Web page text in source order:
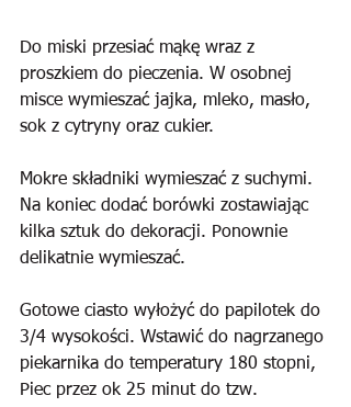
Do miski przesiać mąkę wraz z
proszkiem do pieczenia. W osobnej
misce wymieszać jajka, mleko, masło,
sok z cytryny oraz cukier.
Mokre składniki wymieszać z suchymi.
Na koniec dodać borówki zostawiając
kilka sztuk do dekoracji. Ponownie
delikatnie wymieszać.
Gotowe ciasto wyłożyć do papilotek do
3/4 wysokości. Wstawić do nagrzanego
piekarnika do temperatury 180 stopni,
Piec przez ok 25 minut do tzw.